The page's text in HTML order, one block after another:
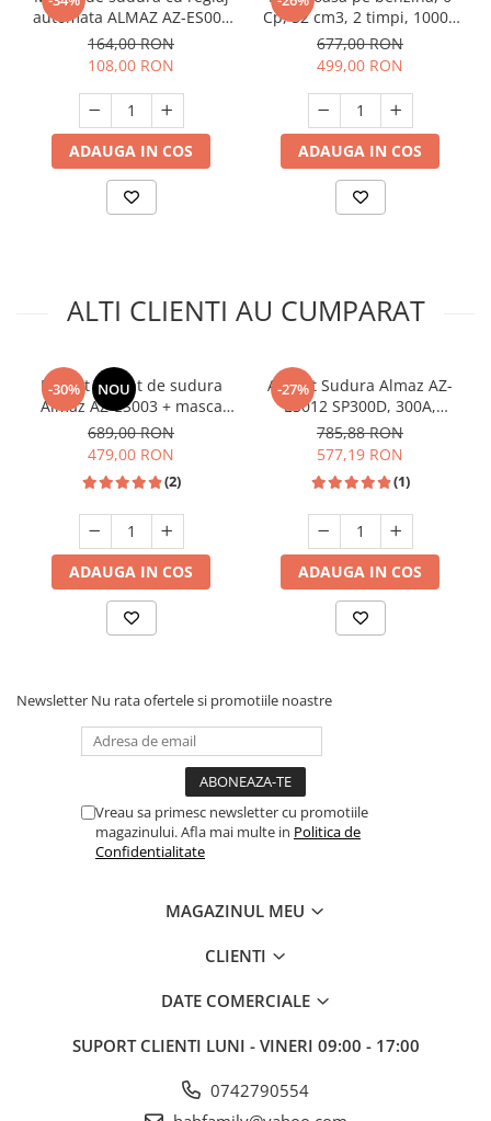
automata ALMAZ AZ-ES008
BY350E-ROSE, Cristale
Lichide
164,00 RON
108,00 RON
ADAUGA IN COS
Cp, 52 cm3, 2 timpi, 10000
Rpm, accesorii incluse,
cadou 3 mosor fir,
YAMAMOTO
677,00 RON
499,00 RON
ADAUGA IN COS
ALTI CLIENTI AU CUMPARAT
-30% NOU
Pachet aparat de sudura
Almaz AZ-ES003 + masca
automata cu cristale Almaz,
accesorii incluse, 250 A,
220V
689,00 RON
479,00 RON
(2)
ADAUGA IN COS
-27%
Aparat Sudura Almaz AZ-
ES012 SP300D, 300A,
Invertor Profesional
785,88 RON
577,19 RON
(1)
ADAUGA IN COS
Newsletter Nu rata ofertele si promotiile noastre
Vreau sa primesc newsletter cu promotiile
magazinului. Afla mai multe in Politica de
Confidentialitate
MAGAZINUL MEU
CLIENTI
DATE COMERCIALE
SUPORT CLIENTI LUNI - VINERI 09:00 - 17:00
0742790554